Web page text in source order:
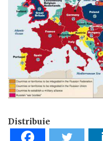
Distribuie